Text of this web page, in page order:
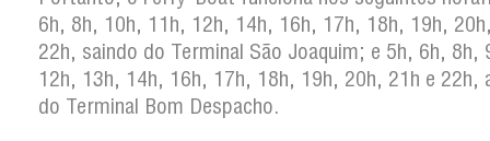
6h, 8h, 10h, 11h, 12h, 14h, 16h, 17h, 18h, 19h,
22h, saindo do Terminal São Joaquim; e 5h, 6h, 8h,
12h, 13h, 14h, 16h, 17h, 18h, 19h, 20h, 21h e 22h,
do Terminal Bom Despacho.